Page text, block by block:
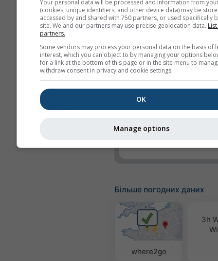
УФ-індекс
Відносна вологість
Опади
Ймовірність опадів
rainSPOT
Тиск
Фонове зображення
Без фону: темний
Більше погодних даних
where2go
3h
Your personal data will be processed and information from
(cookies, unique identifiers, and other device data) may be
accessed by and shared with 750 partners, or used specifically
site. We and our partners may use precise geolocation data.
partners.
Some vendors may process your personal data on the basis of
interest, which you can object to by managing your options
for a link at the bottom of this page or in the site menu to
withdraw consent in privacy and cookie settings.
OK
Manage options